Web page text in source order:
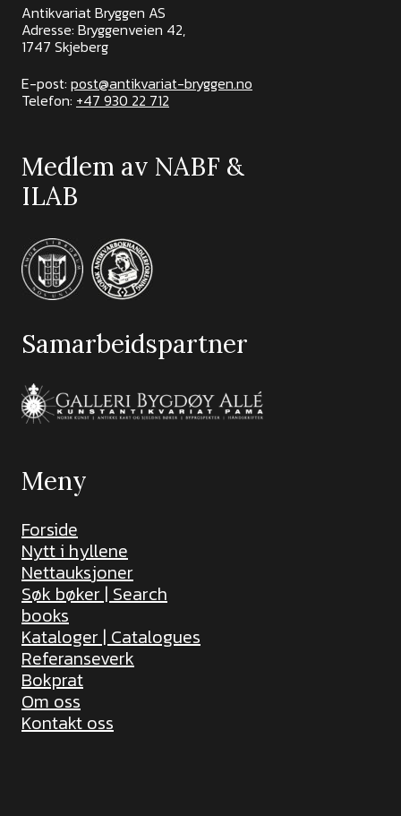
Antikvariat Bryggen AS
Adresse: Bryggenveien 42,
1747 Skjeberg
E-post: post@antikvariat-bryggen.no
Telefon: +47 930 22 712
Medlem av NABF &
ILAB
Samarbeidspartner
Meny
Forside
Nytt i hyllene
Nettauksjoner
Søk bøker | Search
books
Kataloger | Catalogues
Referanseverk
Bokprat
Om oss
Kontakt oss